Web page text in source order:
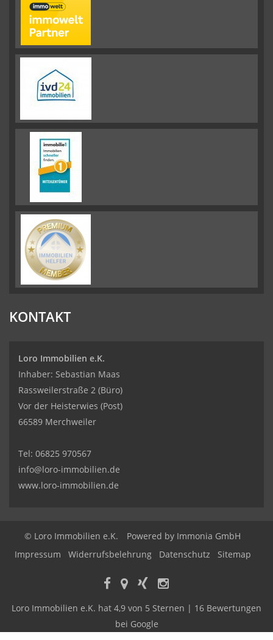
KONTAKT
Loro Immobilien e.K.
Inhaber: Sebastian Maas
Rassweilerstraße 2 (Büro)
Vor der Heisterwies (Post)
66589 Merchweiler
Tel: 06825 970567
info@loro-immobilien.de
www.loro-immobilien.de
© Loro Immobilien e.K.
Powered by Immonia GmbH
Impressum
Widerrufsbelehrung Datenschutz Sitemap
Loro Immobilien e.K. hat 4,9 von 5 Sternen | 16 Bewertungen
bei Google